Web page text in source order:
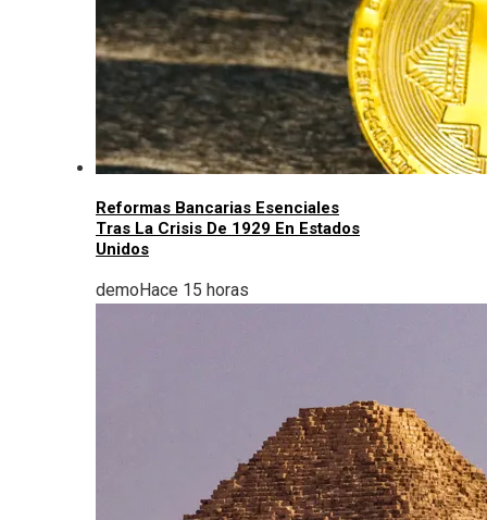
Reformas Bancarias Esenciales
Tras La Crisis De 1929 En Estados
Unidos
demo Hace 15 horas